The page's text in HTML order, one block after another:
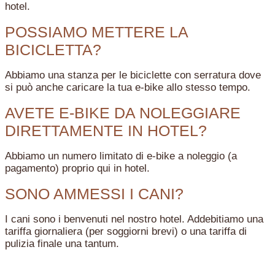
hotel.
POSSIAMO METTERE LA
BICICLETTA?
Abbiamo una stanza per le biciclette con serratura dove
si può anche caricare la tua e-bike allo stesso tempo.
AVETE E-BIKE DA NOLEGGIARE
DIRETTAMENTE IN HOTEL?
Abbiamo un numero limitato di e-bike a noleggio (a
pagamento) proprio qui in hotel.
SONO AMMESSI I CANI?
I cani sono i benvenuti nel nostro hotel. Addebitiamo una
tariffa giornaliera (per soggiorni brevi) o una tariffa di
pulizia finale una tantum.